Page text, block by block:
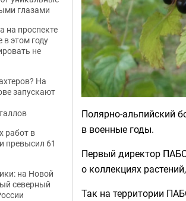
Полярно-альпийский
в военные годы.
Первый директор
о коллекциях
Так на территории
глазами
на проспекте
этом году
не
На
запускают
работ в
превысил 61
на Новой
северный